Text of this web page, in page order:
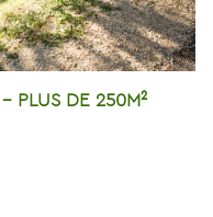
PLUS DE 250M²